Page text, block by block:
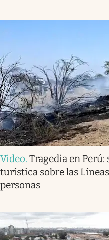
Video. Tragedia en
turística sobre las
personas